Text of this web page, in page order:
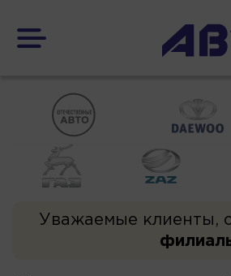
Уважаемые клиенты,